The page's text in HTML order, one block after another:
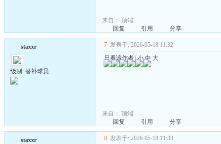
来自： 顶端
回复
引用 分享
staxxr
级别: 替补球员
7 发表于: 2026-05-18 11:32
只看该作者 |小 中 大
来自： 顶端
回复
引用 分享
staxxr 8 发表于: 2026-05-18 11:33